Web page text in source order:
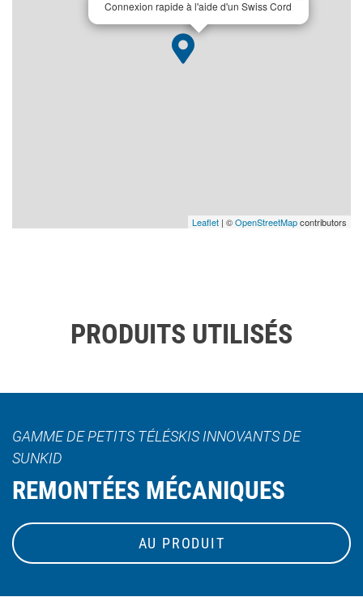
Connexion rapide à l'aide d'un Swiss Cord
Leaflet | ©OpenStreetMapcontributors
PRODUITS UTILISÉS
GAMME DE PETITS TÉLÉSKIS INNOVANTS DE
SUNKID
REMONTÉES MÉCANIQUES
AU PRODUIT